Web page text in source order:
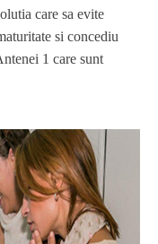
care sa evite
si concediu
1 care sunt